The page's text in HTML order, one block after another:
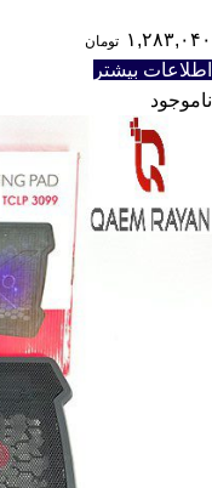
۱,۲۸۳,۰۴۰ تومان
اطلاعات بیشتر
ناموجود